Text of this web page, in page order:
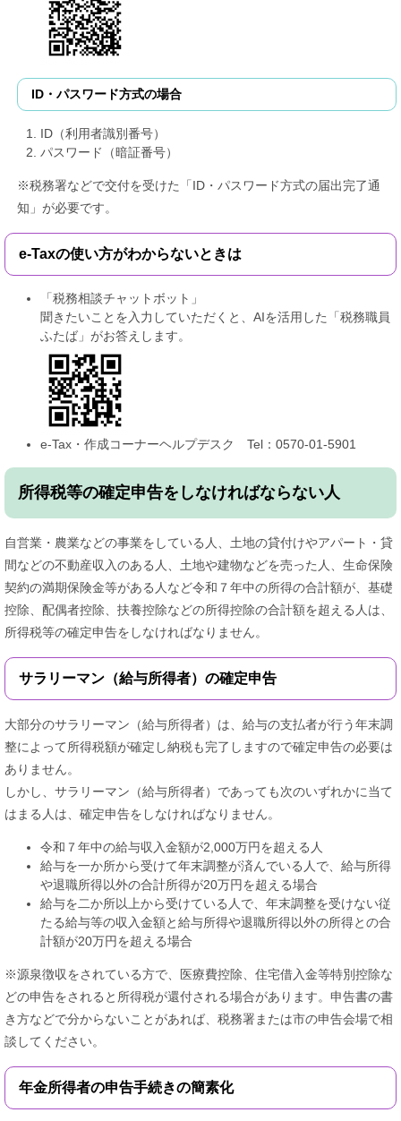
ID・パスワード方式の場合
ID（利用者識別番号）
パスワード（暗証番号）
※税務署などで交付を受けた「ID・パスワード方式の届出完了通
知」が必要です。
e-Taxの使い方がわからないときは
「税務相談チャットボット」
聞きたいことを入力していただくと、AIを活用した「税務職員
ふたば」がお答えします。
e-Tax・作成コーナーヘルプデスク Tel：0570-01-5901
所得税等の確定申告をしなければならない人
自営業・農業などの事業をしている人、土地の貸付けやアパート・貸
間などの不動産収入のある人、土地や建物などを売った人、生命保険
契約の満期保険金等がある人など令和７年中の所得の合計額が、基礎
控除、配偶者控除、扶養控除などの所得控除の合計額を超える人は、
所得税等の確定申告をしなければなりません。
サラリーマン（給与所得者）の確定申告
大部分のサラリーマン（給与所得者）は、給与の支払者が行う年末調
整によって所得税額が確定し納税も完了しますので確定申告の必要は
ありません。
しかし、サラリーマン（給与所得者）であっても次のいずれかに当て
はまる人は、確定申告をしなければなりません。
令和７年中の給与収入金額が2,000万円を超える人
給与を一か所から受けて年末調整が済んでいる人で、給与所得
や退職所得以外の合計所得が20万円を超える場合
給与を二か所以上から受けている人で、年末調整を受けない従
たる給与等の収入金額と給与所得や退職所得以外の所得との合
計額が20万円を超える場合
※源泉徴収をされている方で、医療費控除、住宅借入金等特別控除な
どの申告をされると所得税が還付される場合があります。申告書の書
き方などで分からないことがあれば、税務署または市の申告会場で相
談してください。
年金所得者の申告手続きの簡素化